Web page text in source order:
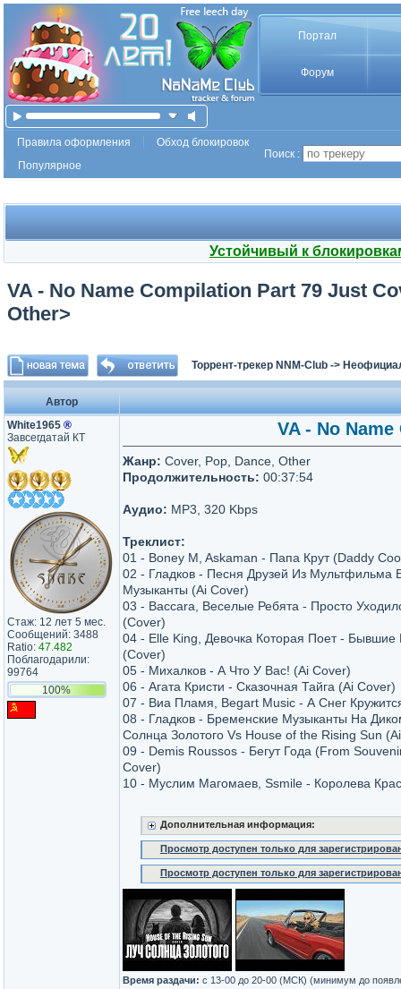
Портал
Форум
Правила оформления
Обход блокировок
Популярное
Поиск :
Устойчивый к
VA - No Name Compilation Part 79 Just
Other>
Торрент-трекер NNM-Club ->
Автор
White1965 ®
Завсегдатай КТ
Стаж: 12 лет 5 мес.
Сообщений: 3488
Ratio: 47.482
Поблагодарили:
99764
100%
VA - No
Жанр: Cover, Pop, Dance, Other
Продолжительность: 00:37:54
Аудио: MP3, 320 Kbps
Треклист:
01 - Boney M, Askaman - Папа Крут (Daddy
02 - Гладков - Песня Друзей Из Мультфильма
Музыканты (Ai Cover)
03 - Baccara, Веселые Ребята - Просто
(Cover)
04 - Elle King, Девочка Которая Поет -
(Cover)
05 - Михалков - А Что У Вас! (Ai Cover)
06 - Агата Кристи - Сказочная Тайга (Ai Cover)
07 - Виа Пламя, Begart Music - А Снег
08 - Гладков - Бременские Музыканты На
Солнца Золотого Vs House of the Rising Sun
09 - Demis Roussos - Бегут Года (From
Cover)
10 - Муслим Магомаев, Ssmile - Королева
Дополнительная информация:
Просмотр доступен только для
Просмотр доступен только для
Время раздачи: c 13-00 до 20-00 (МСК) (минимум до